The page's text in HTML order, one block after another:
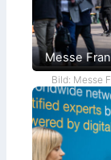
Messe
Bild: Messe